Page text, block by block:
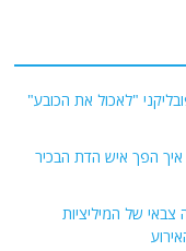
"לאכול את הכובע"
הפך איש הדת הבכיר
של המיליציות